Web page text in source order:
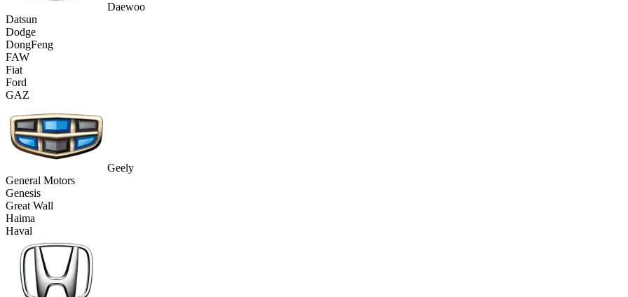
Daewoo
Datsun
Dodge
DongFeng
FAW
Fiat
Ford
GAZ
Geely
General Motors
Genesis
Great Wall
Haima
Haval